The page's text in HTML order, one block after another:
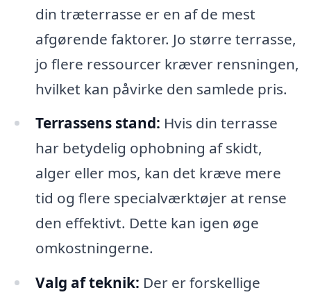
din træterrasse er en af de mest
afgørende faktorer. Jo større terrasse,
jo flere ressourcer kræver rensningen,
hvilket kan påvirke den samlede pris.
Terrassens stand: Hvis din terrasse
har betydelig ophobning af skidt,
alger eller mos, kan det kræve mere
tid og flere specialværktøjer at rense
den effektivt. Dette kan igen øge
omkostningerne.
Valg af teknik: Der er forskellige